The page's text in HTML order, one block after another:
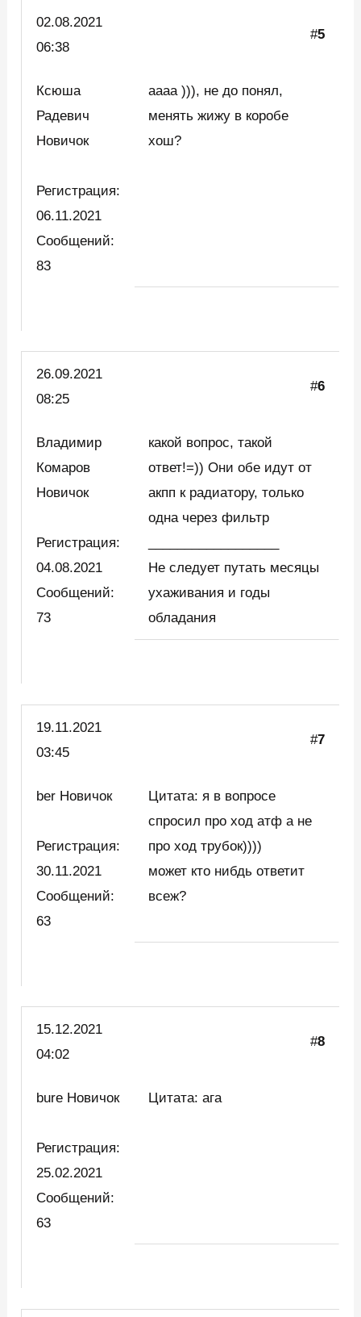
02.08.2021
06:38
#5
Ксюша
Радевич
Новичок
Регистрация:
06.11.2021
Сообщений:
83
аааа ))), не до понял,
менять жижу в коробе
хош?
26.09.2021
08:25
#6
Владимир
Комаров
Новичок
Регистрация:
04.08.2021
Сообщений:
73
какой вопрос, такой
ответ!=)) Они обе идут от
акпп к радиатору, только
одна через фильтр
Не следует путать месяцы
ухаживания и годы
обладания
19.11.2021
03:45
#7
ber Новичок
Регистрация:
30.11.2021
Сообщений:
63
Цитата: я в вопросе
спросил про ход атф а не
про ход трубок))))
может кто нибдь ответит
всеж?
15.12.2021
04:02
#8
bure Новичок
Регистрация:
25.02.2021
Сообщений:
63
Цитата: ага